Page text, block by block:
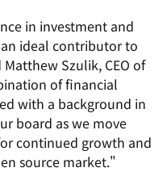
in investment and
ideal contributor to
Szulik, CEO of
of financial
with a background in
board as we move
continued growth and
source market."